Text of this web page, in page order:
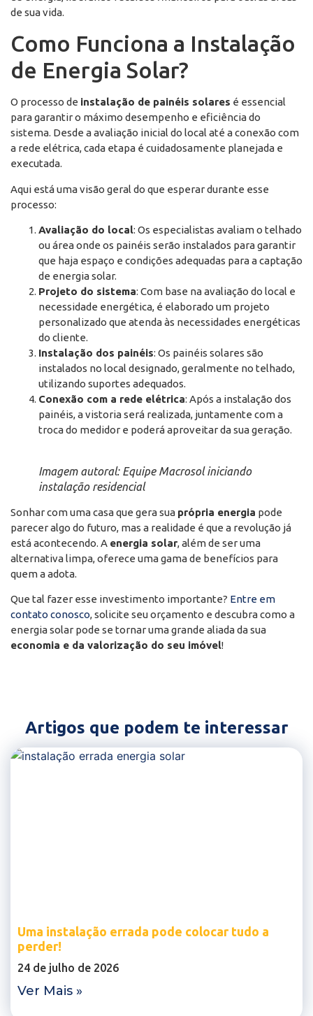
de sua vida.
Como Funciona a Instalação
de Energia Solar?
O processo de instalação de painéis solares é essencial
para garantir o máximo desempenho e eficiência do
sistema. Desde a avaliação inicial do local até a conexão com
a rede elétrica, cada etapa é cuidadosamente planejada e
executada.
Aqui está uma visão geral do que esperar durante esse
processo:
Avaliação do local: Os especialistas avaliam o telhado
ou área onde os painéis serão instalados para garantir
que haja espaço e condições adequadas para a captação
de energia solar.
Projeto do sistema: Com base na avaliação do local e
necessidade energética, é elaborado um projeto
personalizado que atenda às necessidades energéticas
do cliente.
Instalação dos painéis: Os painéis solares são
instalados no local designado, geralmente no telhado,
utilizando suportes adequados.
Conexão com a rede elétrica: Após a instalação dos
painéis, a vistoria será realizada, juntamente com a
troca do medidor e poderá aproveitar da sua geração.
Imagem autoral: Equipe Macrosol iniciando
instalação residencial
Sonhar com uma casa que gera sua própria energia pode
parecer algo do futuro, mas a realidade é que a revolução já
está acontecendo. A energia solar, além de ser uma
alternativa limpa, oferece uma gama de benefícios para
quem a adota.
Que tal fazer esse investimento importante? Entre em
contato conosco, solicite seu orçamento e descubra como a
energia solar pode se tornar uma grande aliada da sua
economia e da valorização do seu imóvel!
Artigos que podem te interessar
Uma instalação errada pode colocar tudo a
perder!
24 de julho de 2026
Ver Mais »